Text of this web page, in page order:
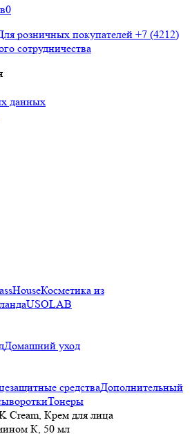
0
розничных покупателей +7 (4212)
сотрудничества
данных
Косметика из
USOLAB
Домашний уход
средстваДополнительный
Тонеры
Cream, Крем для лица
К, 50 мл